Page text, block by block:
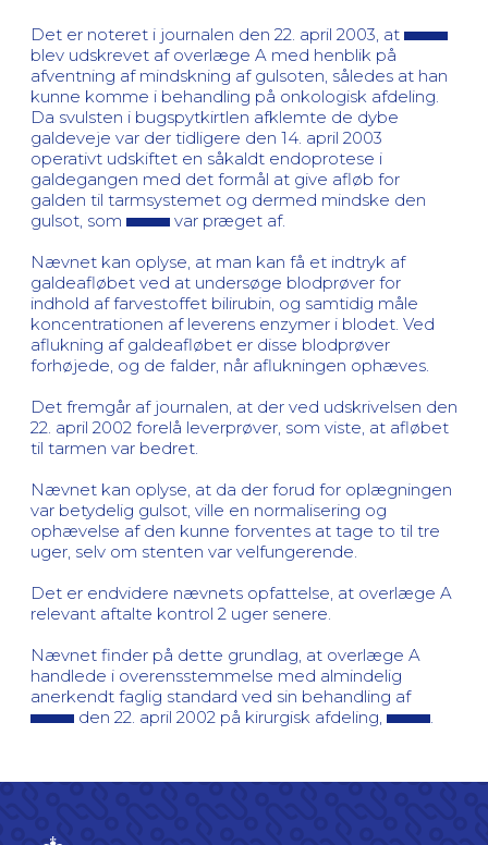
Det er noteret i journalen den 22. april 2003, at
blev udskrevet af overlæge A med henblik på
afventning af mindskning af gulsoten, således at han
kunne komme i behandling på onkologisk afdeling.
Da svulsten i bugspytkirtlen afklemte de dybe
galdeveje var der tidligere den 14. april 2003
operativt udskiftet en såkaldt endoprotese i
galdegangen med det formål at give afløb for
galden til tarmsystemet og dermed mindske den
gulsot, som
var præget af.
Nævnet kan oplyse, at man kan få et indtryk af
galdeafløbet ved at undersøge blodprøver for
indhold af farvestoffet bilirubin, og samtidig måle
koncentrationen af leverens enzymer i blodet. Ved
aflukning af galdeafløbet er disse blodprøver
forhøjede, og de falder, når aflukningen ophæves.
Det fremgår af journalen, at der ved udskrivelsen den
22. april 2002 forelå leverprøver, som viste, at afløbet
til tarmen var bedret.
Nævnet kan oplyse, at da der forud for oplægningen
var betydelig gulsot, ville en normalisering og
ophævelse af den kunne forventes at tage to til tre
uger, selv om stenten var velfungerende.
Det er endvidere nævnets opfattelse, at overlæge A
relevant aftalte kontrol 2 uger senere.
Nævnet finder på dette grundlag, at overlæge A
handlede i overensstemmelse med almindelig
anerkendt faglig standard ved sin behandling af
den 22. april 2002 på kirurgisk afdeling,